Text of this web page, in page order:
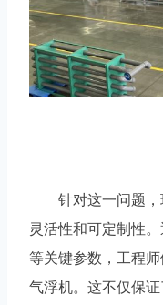
针对这一问题，
灵活性和可定制性
等关键参数，工程
气浮机。这不仅保